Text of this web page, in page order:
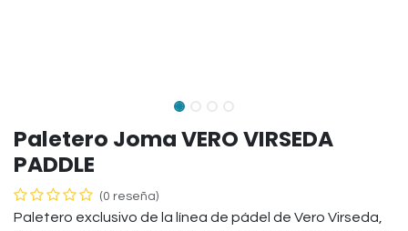
Paletero Joma VERO VIRSEDA
PADDLE
(0 reseña)
Paletero exclusivo de la línea de pádel de Vero Virseda,